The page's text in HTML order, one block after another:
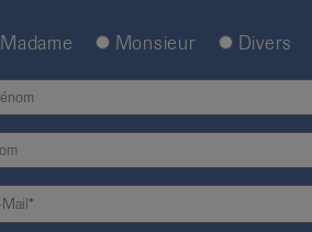
Madame Monsieur Divers